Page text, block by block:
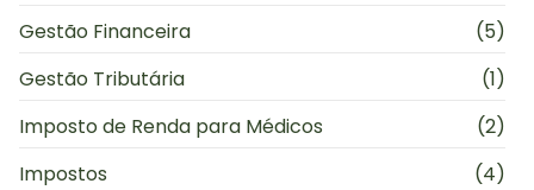
Gestão Financeira
(5)
Gestão Tributária
(1)
Imposto de Renda para Médicos
(2)
Impostos
(4)